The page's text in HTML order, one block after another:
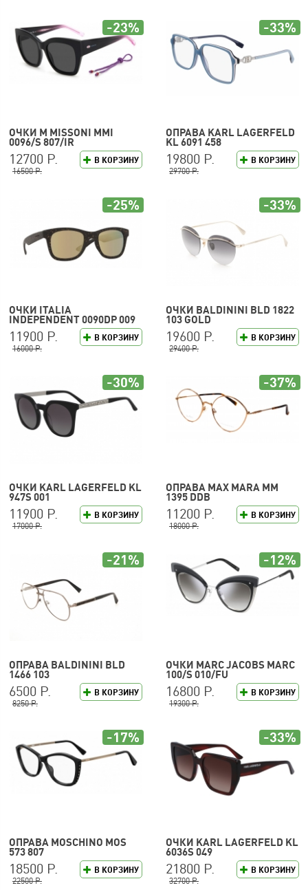
ОЧКИ M MISSONI MMI
0096/S 807/IR
В КОРЗИНУ
12700 Р.
16500 Р.
-23%
ОПРАВА KARL LAGERFELD
KL 6091 458
В КОРЗИНУ
19800 Р.
29700 Р.
-33%
ОЧКИ ITALIA
INDEPENDENT 0090DP 009
120
В КОРЗИНУ
11900 Р.
16000 Р.
-25%
ОЧКИ BALDININI BLD 1822
103 GOLD
В КОРЗИНУ
19600 Р.
29400 Р.
-33%
ОЧКИ KARL LAGERFELD KL
947S 001
В КОРЗИНУ
11900 Р.
17000 Р.
-30%
ОПРАВА MAX MARA MM
1395 DDB
В КОРЗИНУ
11200 Р.
18000 Р.
-37%
ОПРАВА BALDININI BLD
1466 103
В КОРЗИНУ
6500 Р.
8250 Р.
-21%
ОЧКИ MARC JACOBS MARC
100/S 010/FU
В КОРЗИНУ
16800 Р.
19300 Р.
-12%
ОПРАВА MOSCHINO MOS
573 807
В КОРЗИНУ
18500 Р.
22500 Р.
-17%
ОЧКИ KARL LAGERFELD KL
6036S 049
В КОРЗИНУ
21800 Р.
32700 Р.
-33%